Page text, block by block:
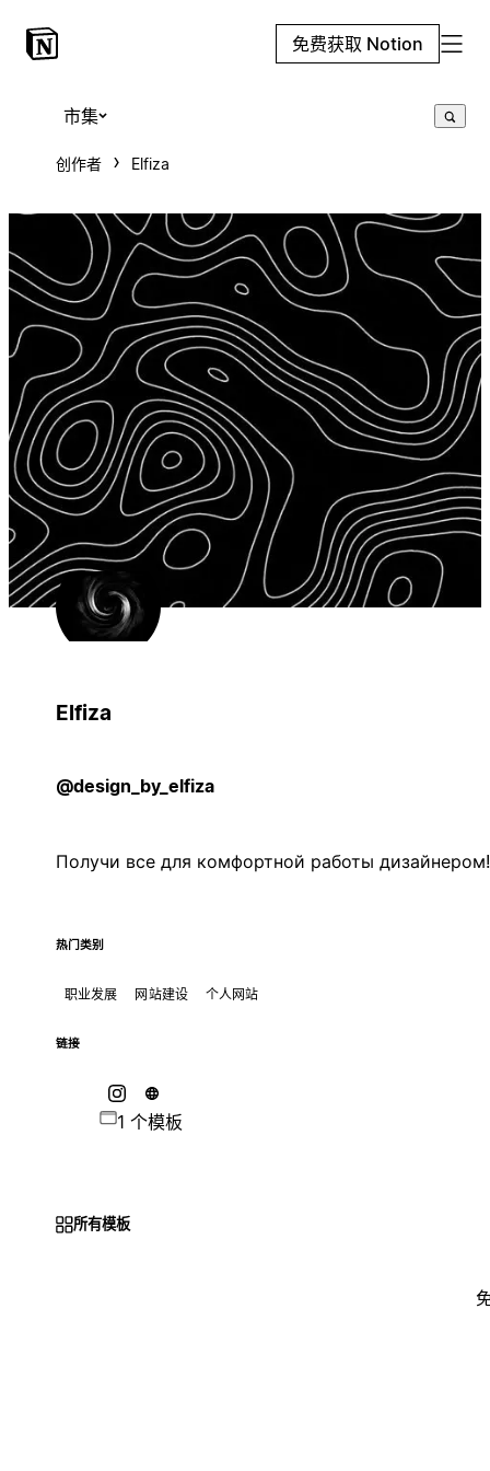
免费获取 Notion
市集
创作者 Elfiza
Elfiza
@design_by_elfiza
Получи все для комфортной работы дизайнером!
热门类别
职业发展 网站建设 个人网站
链接
1 个模板
所有模板